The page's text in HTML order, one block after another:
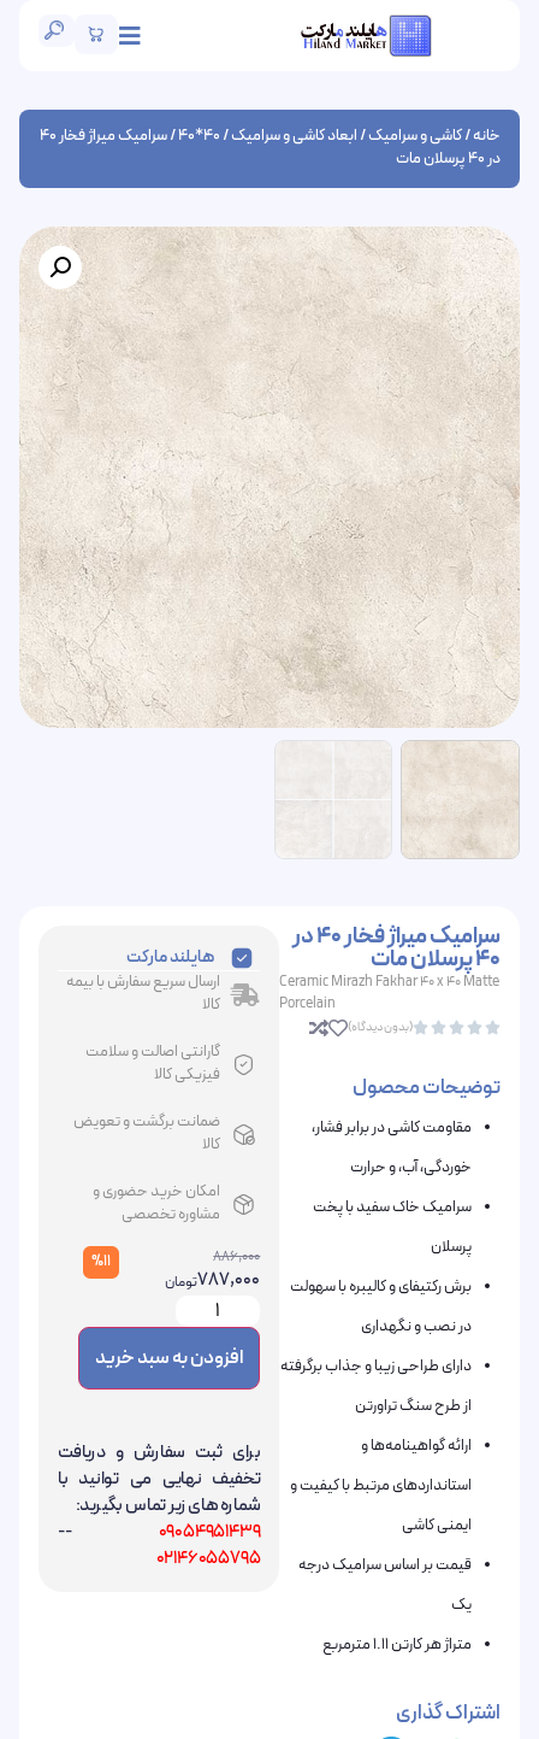
خانه/کاشی و سرامیک/ابعاد کاشی و سرامیک/
40*40
/ سرامیک میراژ فخار 40
در 40 پرسلان مات
سرامیک میراژ فخار 40 در
40 پرسلان مات
Ceramic Mirazh Fakhar 40 x 40 Matte
Porcelain



 (بدون دیدگاه)
توضیحات محصول
مقاومت کاشی در برابر فشار،
خوردگی، آب، و حرارت
سرامیک خاک سفید با پخت
پرسلان
برش رکتیفای و کالیبره با سهولت
در نصب و نگهداری
دارای طراحی زیبا و جذاب برگرفته
از طرح سنگ تراورتن
ارائه گواهینامه‌ها و
استانداردهای مرتبط با کیفیت و
ایمنی کاشی
قیمت بر اساس سرامیک درجه
یک
متراژ هر کارتن 1.11 مترمربع
اشتراک گذاری
هایلند مارکت
ارسال سریع سفارش با بیمه
کالا
گارانتی اصالت و سلامت
فیزیکی کالا
ضمانت برگشت و تعویض
کالا
امکان خرید حضوری و
مشاوره تخصصی
886,000
787,000تومان
%11
افزودن به سبد خرید
برای ثبت سفارش و دریافت
تخفیف نهایی می توانید با
شماره های زیر تماس بگیرید:
09054951439
--
02146055795